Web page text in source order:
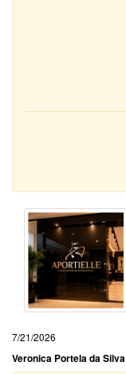
7/21/2026
Veronica Portela da Silva